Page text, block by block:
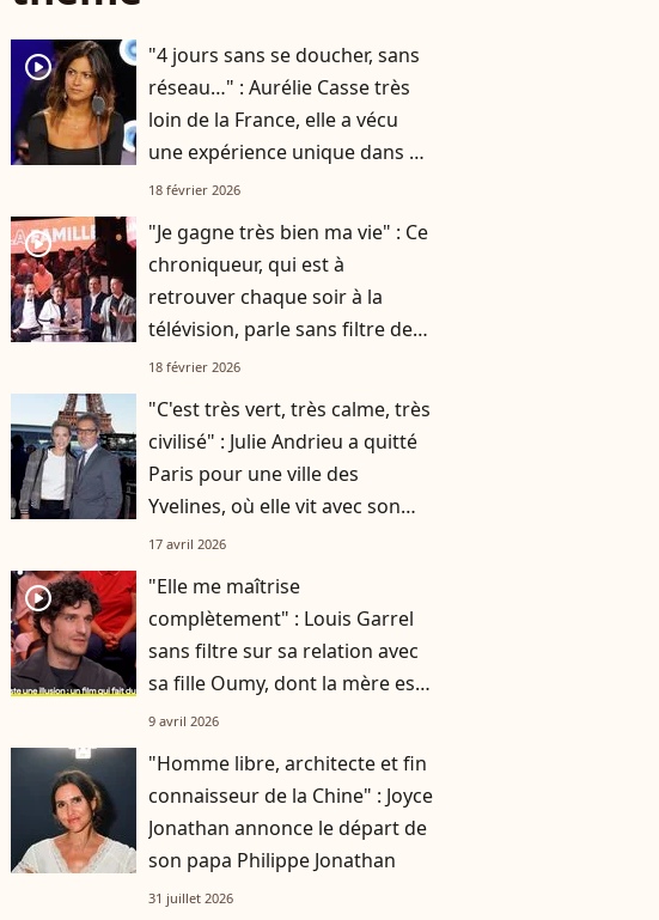
player2
"4 jours sans se doucher, sans
réseau…" : Aurélie Casse très
loin de la France, elle a vécu
une expérience unique dans un
pays réputé
18 février 2026
player2
"Je gagne très bien ma vie" : Ce
chroniqueur, qui est à
retrouver chaque soir à la
télévision, parle sans filtre de
son salaire
18 février 2026
"C'est très vert, très calme, très
civilisé" : Julie Andrieu a quitté
Paris pour une ville des
Yvelines, où elle vit avec son
mari et leurs deux enfants
17 avril 2026
player2
"Elle me maîtrise
complètement" : Louis Garrel
sans filtre sur sa relation avec
sa fille Oumy, dont la mère est
Valeria Bruni-Tedeschi
9 avril 2026
"Homme libre, architecte et fin
connaisseur de la Chine" : Joyce
Jonathan annonce le départ de
son papa Philippe Jonathan
31 juillet 2026